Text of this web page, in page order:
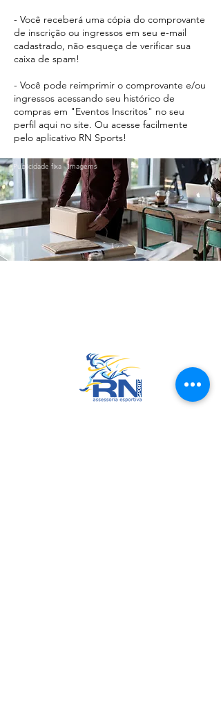
- Você receberá uma cópia do comprovante
de inscrição ou ingressos em seu e-mail
cadastrado, não esqueça de verificar sua
caixa de spam!
- Você pode reimprimir o comprovante e/ou
ingressos acessando seu histórico de
compras em "Eventos Inscritos" no seu
perfil aqui no site. Ou acesse facilmente
pelo aplicativo RN Sports!
Publicidade fixa - Imagems